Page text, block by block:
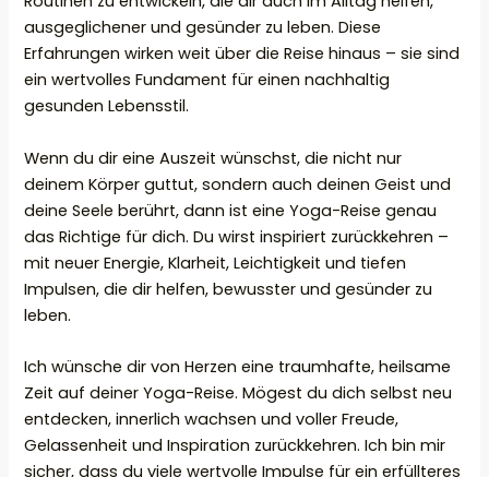
ausgeglichener und gesünder zu leben. Diese
Erfahrungen wirken weit über die Reise hinaus – sie sind
ein wertvolles Fundament für einen nachhaltig
gesunden Lebensstil.
Wenn du dir eine Auszeit wünschst, die nicht nur
deinem Körper guttut, sondern auch deinen Geist und
deine Seele berührt, dann ist eine Yoga-Reise genau
das Richtige für dich. Du wirst inspiriert zurückkehren –
mit neuer Energie, Klarheit, Leichtigkeit und tiefen
Impulsen, die dir helfen, bewusster und gesünder zu
leben.
Ich wünsche dir von Herzen eine traumhafte, heilsame
Zeit auf deiner Yoga-Reise. Mögest du dich selbst neu
entdecken, innerlich wachsen und voller Freude,
Gelassenheit und Inspiration zurückkehren. Ich bin mir
sicher, dass du viele wertvolle Impulse für ein erfüllteres